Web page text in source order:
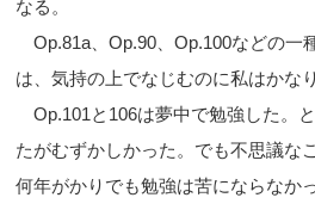
なる。
Op.81a、Op.90、Op.100などの一
は、気持の上でなじむのに私はかな
Op.101と106は夢中で勉強した。
たがむずかしかった。でも不思議な
何年がかりでも勉強は苦にならなか